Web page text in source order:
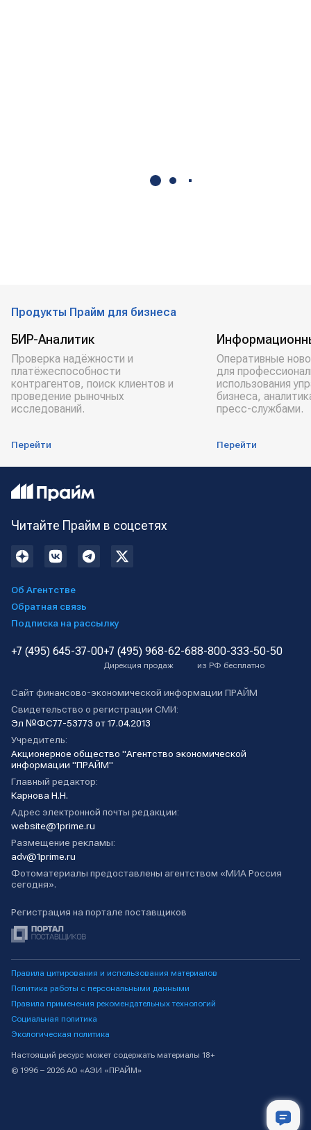
Продукты Прайм для бизнеса
БИР-Аналитик
Проверка надёжности и
платёжеспособности
контрагентов, поиск клиентов и
проведение рыночных
исследований.
Перейти
Оперативные
для
использования
бизнеса,
пресс-службами.
Перейти
Читайте Прайм в соцсетях
Об Агентстве
Обратная связь
Подписка на рассылку
+7 (495) 645-37-00+7 (495) 968-62-68
Дирекция продаж
8-800-333-50-50
из РФ бесплатно
Сайт финансово-экономической информации ПРАЙМ
Свидетельство о регистрации СМИ:
Эл №ФС77-53773 от 17.04.2013
Учредитель:
Акционерное общество "Агентство экономической
информации "ПРАЙМ"
Главный редактор:
Карнова Н.Н.
Адрес электронной почты редакции:
website@1prime.ru
Размещение рекламы:
adv@1prime.ru
Фотоматериалы предоставлены агентством «МИА Россия
сегодня».
Регистрация на портале поставщиков
Правила цитирования и использования материалов
Политика работы с персональными данными
Правила применения рекомендательных технологий
Социальная политика
Экологическая политика
Настоящий ресурс может содержать материалы 18+
© 1996 – 2026 АО «АЭИ «ПРАЙМ»